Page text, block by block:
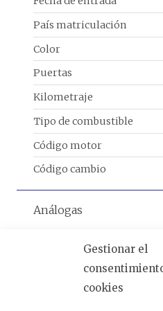
Gestionar el
cookies
País matriculación
Color
Puertas
Kilometraje
Tipo de combustible
Código motor
Código cambio
Análogas
Productos